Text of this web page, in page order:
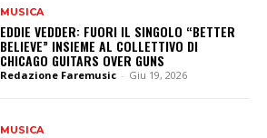
MUSICA
EDDIE VEDDER: FUORI IL SINGOLO “BETTER
BELIEVE” INSIEME AL COLLETTIVO DI
CHICAGO GUITARS OVER GUNS
Redazione Faremusic - Giu 19, 2026
MUSICA